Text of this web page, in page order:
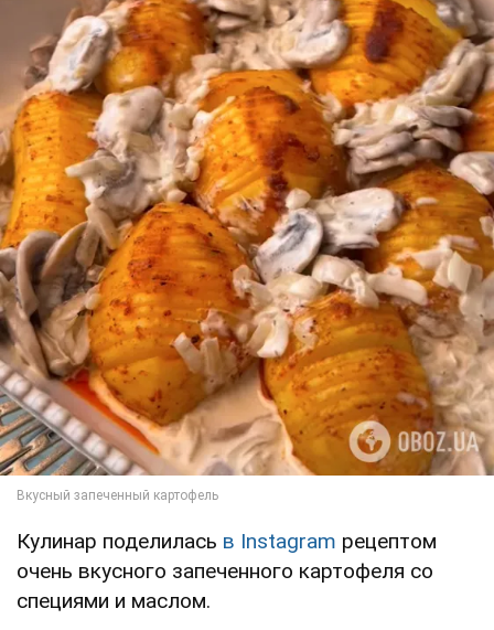
Кулинар поделилась в Instagram рецептом
очень вкусного запеченного картофеля со
специями и маслом.